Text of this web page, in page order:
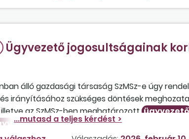
Ügyvezető jogosultságainak
álló gazdasági társaság SzMSz-e úgy
irányításához szükséges döntések
az SzMSz-ben meghatározott ügyvezető
ügyvezetési jogosultságát egy, a
személy hatáskörére tekintettel?